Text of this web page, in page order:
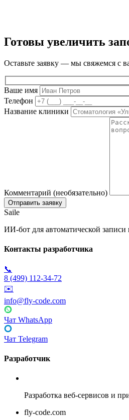
Готовы увеличить
Оставьте заявку — мы свяжемся с
Ваше имя
Телефон
Название клиники
Комментарий (необязательно)
Saile
ИИ-бот для автоматической
Контакты разработчика
📞
8 (499) 112-34-72
✉️
info@fly-code.com
Чат WhatsApp
Чат Telegram
Разработчик
Разработка веб-сервисов и
fly-code.com